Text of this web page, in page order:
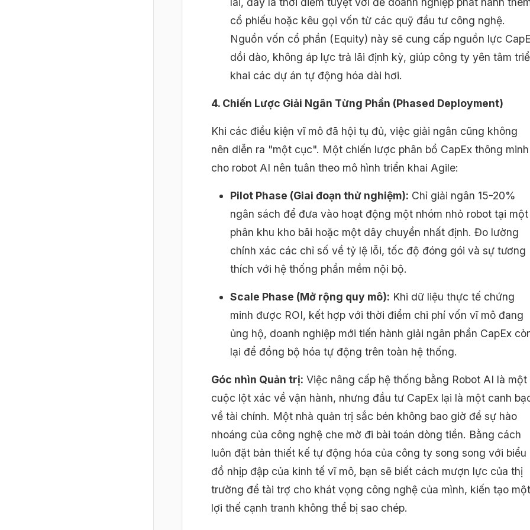
cổ phiếu hoặc kêu gọi vốn từ các quỹ đầu tư công nghệ.
Nguồn vốn cổ phần (Equity) này sẽ cung cấp nguồn lực
dồi dào, không áp lực trả lãi định kỳ, giúp công ty yên tâm
khai các dự án tự động hóa dài hơi.
4. Chiến Lược Giải Ngân Từng Phần (Phased Deployment)
Khi các điều kiện vĩ mô đã hội tụ đủ, việc giải ngân cũng không
nên diễn ra "một cục". Một chiến lược phân bổ CapEx thông minh
cho robot AI nên tuân theo mô hình triển khai Agile:
Pilot Phase (Giai đoạn thử nghiệm): Chỉ giải ngân 15-20%
ngân sách để đưa vào hoạt động một nhóm nhỏ robot tại một
phân khu kho bãi hoặc một dây chuyền nhất định. Đo lường
chính xác các chỉ số về tỷ lệ lỗi, tốc độ đóng gói và sự tương
thích với hệ thống phần mềm nội bộ.
Scale Phase (Mở rộng quy mô): Khi dữ liệu thực tế chứng
minh được ROI, kết hợp với thời điểm chi phí vốn vĩ mô đang
ủng hộ, doanh nghiệp mới tiến hành giải ngân phần CapEx
lại để đồng bộ hóa tự động trên toàn hệ thống.
Góc nhìn Quản trị: Việc nâng cấp hệ thống bằng Robot AI là một
cuộc lột xác về vận hành, nhưng đầu tư CapEx lại là một canh
về tài chính. Một nhà quản trị sắc bén không bao giờ để sự hào
nhoáng của công nghệ che mờ đi bài toán dòng tiền. Bằng cách
luôn đặt bản thiết kế tự động hóa của công ty song song với biểu
đồ nhịp đập của kinh tế vĩ mô, bạn sẽ biết cách mượn lực của thị
trường để tài trợ cho khát vọng công nghệ của mình, kiến tạo một
lợi thế cạnh tranh không thể bị sao chép.